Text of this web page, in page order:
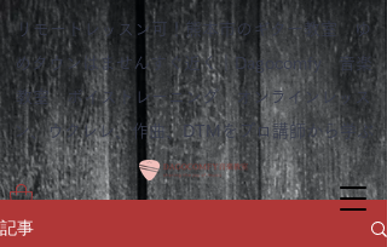
リモートレッスン可！熊本市のギター教室 ゆ
めタウンはませんすぐ近く｜Dagocomfy 音楽
教室 ボイストレーニング オンラインレッス
ン、ウクレレ、作曲、DTMをプロ講師から学ぶ
記事